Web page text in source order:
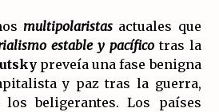
multipolaristas actuales que
estable y pacíficotras la
preveía una fase benigna
y paz tras la guerra,
los beligerantes. Los países